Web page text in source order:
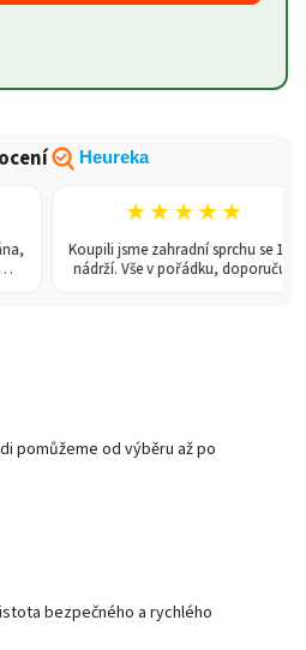
Heureka
★★★★★
Koupili jsme zahradní sprchu se 150l
nádrží. Vše v pořádku, doporučuji.
pomůžeme od výběru až po
bezpečného a rychlého